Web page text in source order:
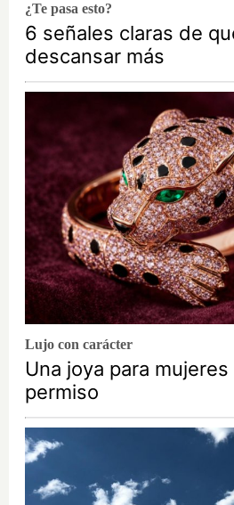
¿Te pasa esto?
6 señales claras de
descansar más
Lujo con carácter
Una joya para
permiso